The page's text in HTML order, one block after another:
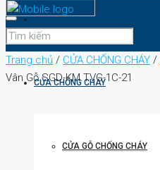
TRANG CHỦ
CỬA CHỐNG CHÁY
CỬA GỖ CHỐNG CHÁY
Trang chủ / CỬA CHỐNG CHÁY /
Vân Gỗ SGD-KM.TVG-1C-21